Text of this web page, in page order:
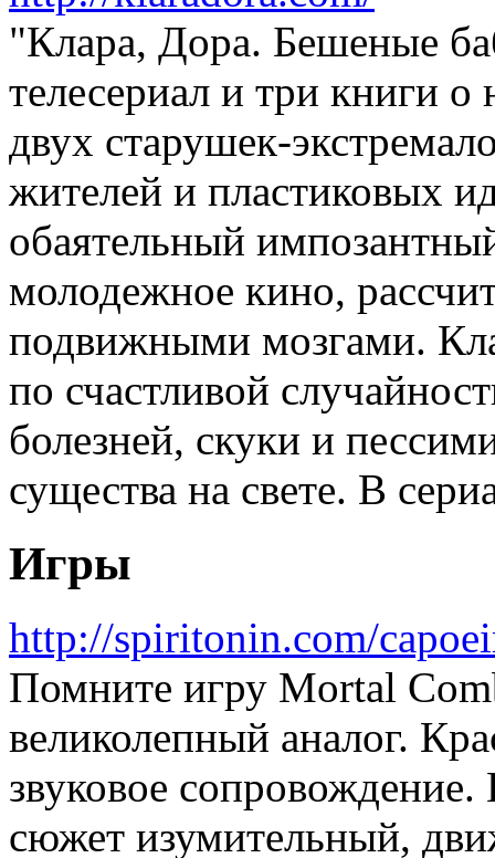
"Клара, Дора. Бешеные
телесериал и три книги
двух старушек-
жителей и пластиковых
обаятельный
молодежное кино,
подвижными мозгами.
по счастливой
болезней, скуки и
существа на свете. В
Игры
http://spiritonin.com/
Помните игру Mortal
великолепный аналог.
звуковое
сюжет изумительный,